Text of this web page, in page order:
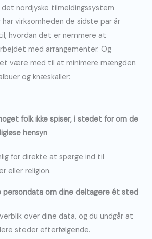
det nordjyske tilmeldingssystem
virksomheden de sidste par år
hvordan det er nemmere at
med arrangementer. Og
være med til at minimere mængden
og knæskaller:
folk ikke spiser, i stedet for om de
hensyn
for direkte at spørge ind til
eller religion.
persondata om dine deltagere ét sted
over dine data, og du undgår at
steder efterfølgende.